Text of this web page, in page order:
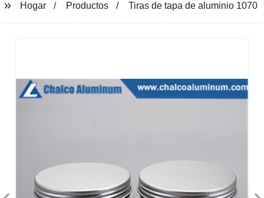
Hogar Productos Tiras de tapa de aluminio 1070